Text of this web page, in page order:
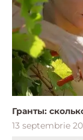
Гранты:
13 septembrie